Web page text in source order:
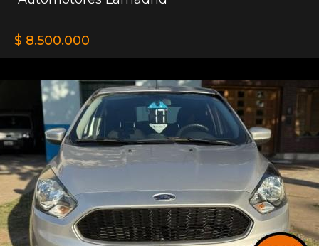
$ 8.500.000